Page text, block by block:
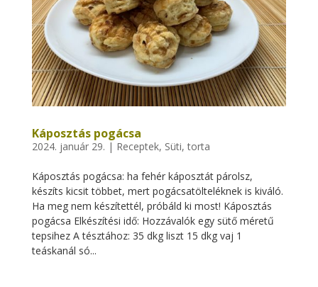
Káposztás pogácsa
2024. január 29. | Receptek, Süti, torta
Káposztás pogácsa: ha fehér káposztát párolsz,
készíts kicsit többet, mert pogácsatölteléknek is kiváló.
Ha meg nem készítettél, próbáld ki most! Káposztás
pogácsa Elkészítési idő: Hozzávalók egy sütő méretű
tepsihez A tésztához: 35 dkg liszt 15 dkg vaj 1
teáskanál só...